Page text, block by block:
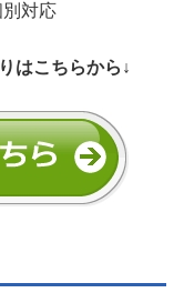
対応
はこちらから↓